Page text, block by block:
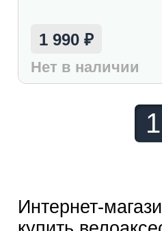
1 990 ₽
Нет в наличии
1
Интернет-